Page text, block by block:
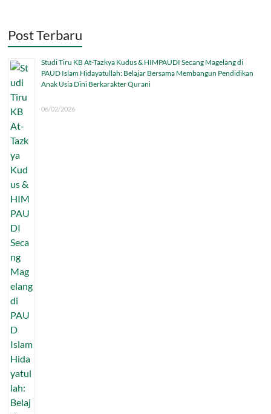
Post Terbaru
Studi Tiru KB At-Tazkya Kudus & HIMPAUDI Secang Magelang di
PAUD Islam Hidayatullah: Belajar Bersama Membangun Pendidikan
Anak Usia Dini Berkarakter Qurani
06/02/2026